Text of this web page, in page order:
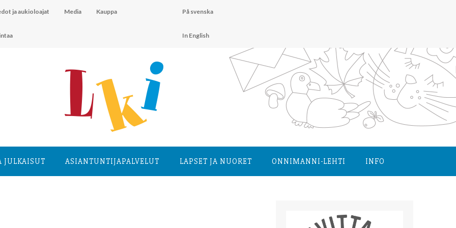
ja aukioloajat Media Kauppa På svenska
In English
JULKAISUT ASIANTUNTIJA­PALVELUT LAPSET JA NUORET ONNIMANNI-LEHTI INFO